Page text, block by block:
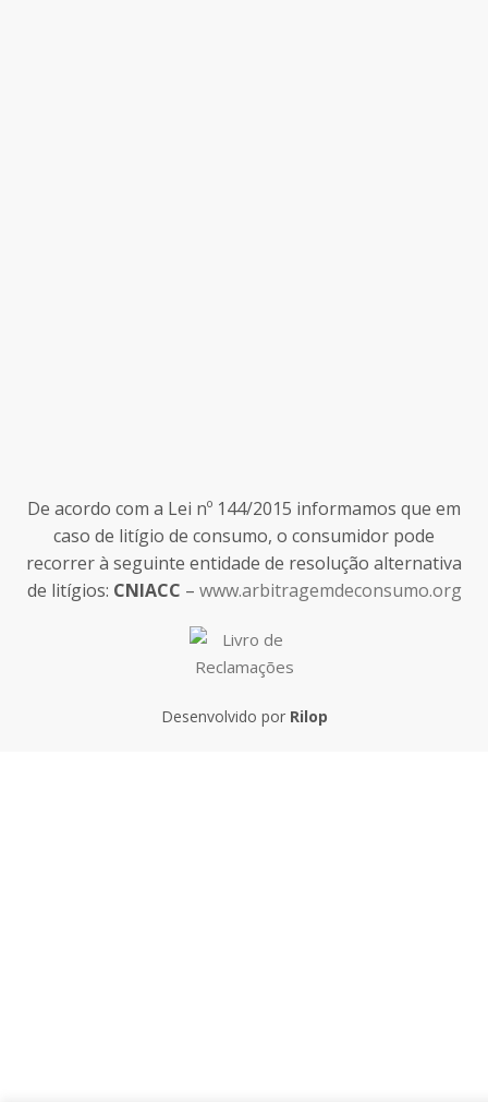
De acordo com a Lei nº 144/2015 informamos que em
caso de litígio de consumo, o consumidor pode
recorrer à seguinte entidade de resolução alternativa
de litígios: CNIACC – www.arbitragemdeconsumo.org
Desenvolvido por Rilop